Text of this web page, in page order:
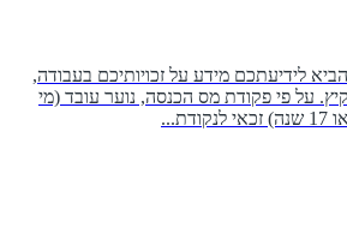
לידיעתכם מידע על זכויותיכם בעבודה,
על פי פקודת מס הכנסה, נוער עובד (מי